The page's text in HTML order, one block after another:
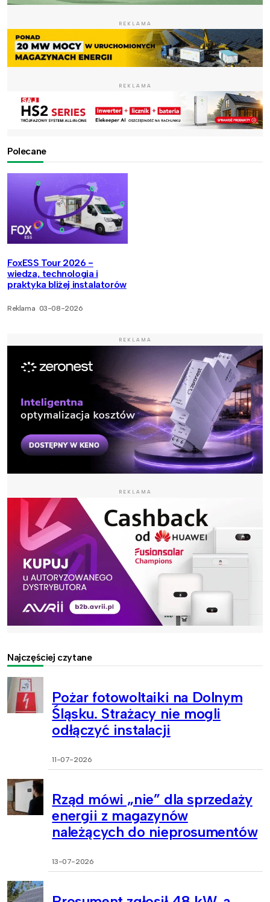
REKLAMA
REKLAMA
Polecane
FoxESS Tour 2026 -
wiedza, technologia i
praktyka bliżej instalatorów
Reklama 03-08-2026
REKLAMA
REKLAMA
Najczęściej czytane
Pożar fotowoltaiki na Dolnym
Śląsku. Strażacy nie mogli
odłączyć instalacji
11-07-2026
Rząd mówi „nie” dla sprzedaży
energii z magazynów
należących do nieprosumentów
13-07-2026